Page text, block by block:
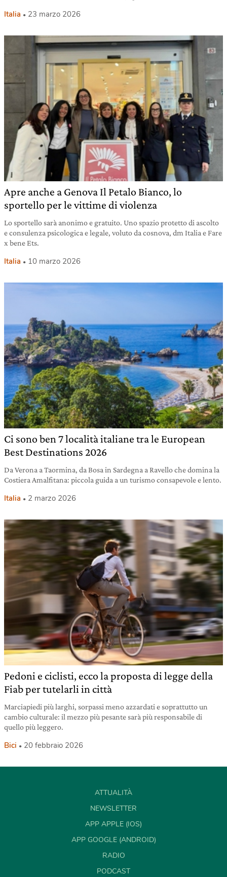
Italia 23 marzo 2026
Apre anche a Genova Il Petalo Bianco, lo
sportello per le vittime di violenza
Lo sportello sarà anonimo e gratuito. Uno spazio protetto di ascolto
e consulenza psicologica e legale, voluto da cosnova, dm Italia e Fare
x bene Ets.
Italia 10 marzo 2026
Ci sono ben 7 località italiane tra le European
Best Destinations 2026
Da Verona a Taormina, da Bosa in Sardegna a Ravello che domina la
Costiera Amalfitana: piccola guida a un turismo consapevole e lento.
Italia 2 marzo 2026
Pedoni e ciclisti, ecco la proposta di legge della
Fiab per tutelarli in città
Marciapiedi più larghi, sorpassi meno azzardati e soprattutto un
cambio culturale: il mezzo più pesante sarà più responsabile di
quello più leggero.
Bici 20 febbraio 2026
ATTUALITÀ
NEWSLETTER
APP APPLE (IOS)
APP GOOGLE (ANDROID)
RADIO
PODCAST